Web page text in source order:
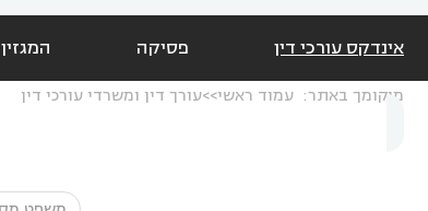
אינדקס עורכי דין פסיקה המגזין
מיקומך באתר: עמוד ראשי עורך דין ומשרדי עורכי דין